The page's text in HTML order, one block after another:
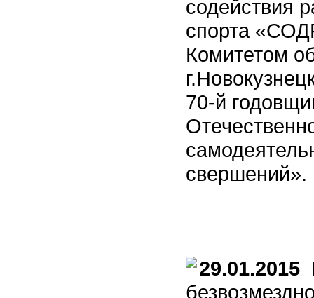
содействия
спорта
Комитетом
70-й
свершений».
29.01.2015